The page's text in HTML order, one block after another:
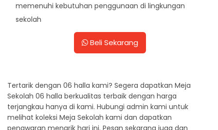
memenuhi kebutuhan penggunaan di lingkungan
sekolah
Beli Sekarang
Tertarik dengan 06 halla kami? Segera dapatkan Meja
Sekolah 06 halla berkualitas terbaik dengan harga
terjangkau hanya di kami. Hubungi admin kami untuk
melihat koleksi Meja Sekolah kami dan dapatkan
penawaran menarik hari ini. Pesan sekarang juga dan